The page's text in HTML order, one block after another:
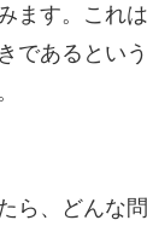
ます。これ
であるとい
ら、どん